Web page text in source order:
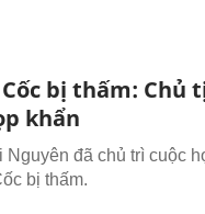
bị thấm: Chủ
khẩn
đã chủ trì cuộc
bị thấm.